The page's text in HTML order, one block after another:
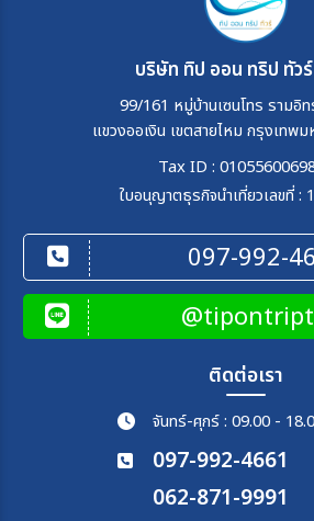
บริษัท ทิป ออน ทริป ทัว
99/161 หมู่บ้านเซนโทร รามอิท
แขวงออเงิน เขตสายไหม กรุงเทพ
Tax ID :
ใบอนุญาตธุรกิจนำเที่ยวเลขที่ :
097-992-
ติดต่อเรา
จันทร์-ศุกร์ : 09.00 -
097-992-4661
062-871-9991